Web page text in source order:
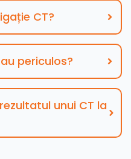
CT?
periculos?
unui CT la